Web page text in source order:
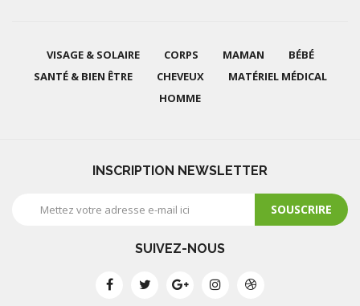
VISAGE & SOLAIRE CORPS MAMAN
BÉBÉ
SANTÉ & BIEN ÊTRE
CHEVEUX
MATÉRIEL MÉDICAL
HOMME
INSCRIPTION NEWSLETTER
SOUSCRIRE
SUIVEZ-NOUS